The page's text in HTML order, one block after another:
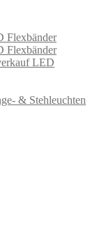
Flexbänder
Flexbänder
LED
& Stehleuchten